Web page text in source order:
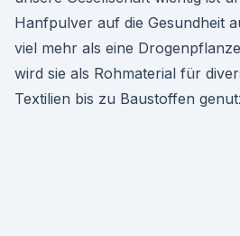
Hanfpulver auf die Gesundheit
viel mehr als eine
wird sie als Rohmaterial für
Textilien bis zu Baustoffen